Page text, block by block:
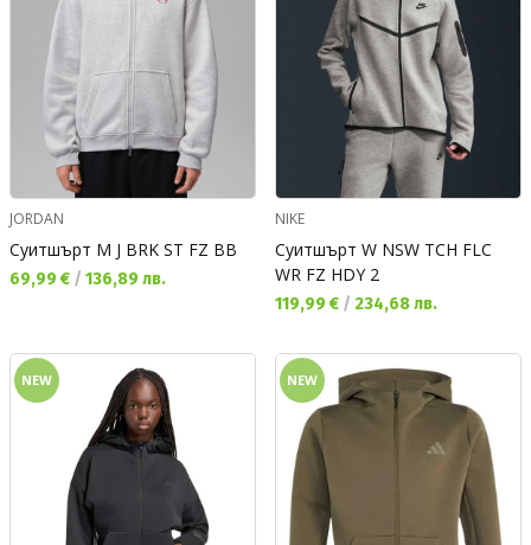
JORDAN
Суитшърт M J BRK ST FZ BB
Текуща цена:
69,99 € / 136,89 лв.
NIKE
Суитшърт W NSW TCH FLC
WR FZ HDY 2
Текуща цена:
119,99 € / 234,68 лв.
NEW NEW